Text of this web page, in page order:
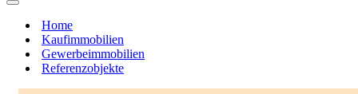
Navigationsmenü
Home
Kaufimmobilien
Gewerbeimmobilien
Referenzobjekte